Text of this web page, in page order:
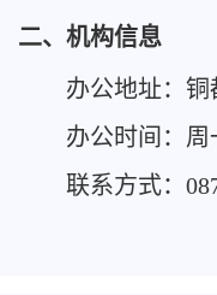
二、机构信息
办公地址： 铜
办公时间 ： 周
联系方式：